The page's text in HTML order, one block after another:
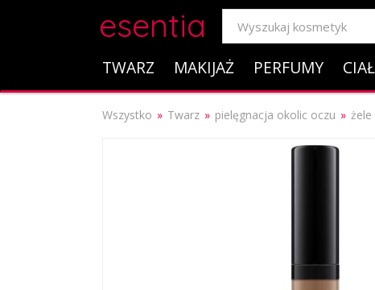
esentia
TWARZ MAKIJAŻ PERFUMY
Wszystko Twarz pielęgnacja okolic oczu